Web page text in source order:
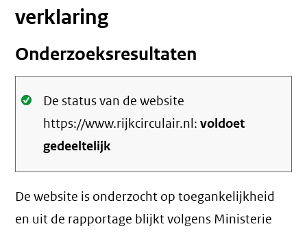
verklaring
Onderzoeksresultaten
Oké.
De status van de website
https://www.rijkcirculair.nl:voldoet
gedeeltelijk
De website is onderzocht op toegankelijkheid
en uit de rapportage blijkt volgens Ministerie